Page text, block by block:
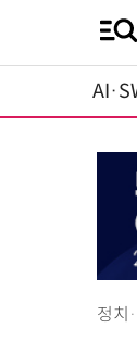
정치